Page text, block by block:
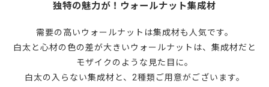
独特の魅力が！ウォールナット集成材
需要の高いウォールナットは集成材も人気です。
白太と心材の色の差が大きいウォールナットは、集成材だと
モザイクのような見た目に。
白太の入らない集成材と、2種類ご用意がございます。